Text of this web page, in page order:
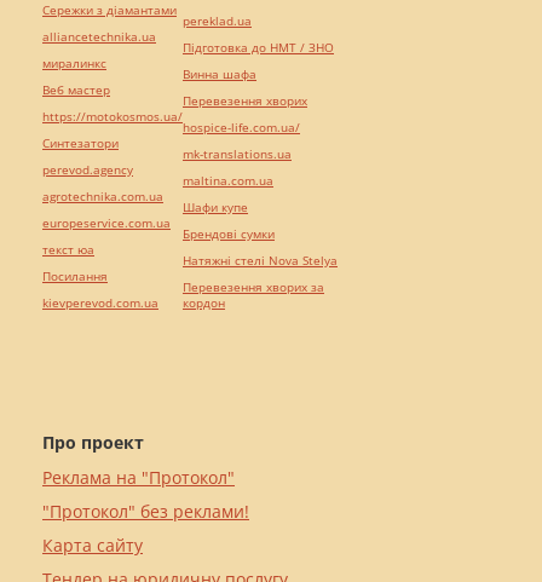
Про проект
Реклама на "Протокол"
"Протокол" без реклами!
Карта сайту
Сережки з діамантами
alliancetechnika.ua
миралинкс
Веб мастер
https://motokosmos.ua/
Синтезатори
perevod.agency
agrotechnika.com.ua
europeservice.com.ua
текст юа
Посилання
kievperevod.com.ua
pereklad.ua
Підготовка до НМТ / ЗНО
Винна шафа
Перевезення хворих
hospice-life.com.ua/
mk-translations.ua
maltina.com.ua
Шафи купе
Брендові сумки
Натяжні стелі Nova Stelya
Перевезення хворих за
кордон